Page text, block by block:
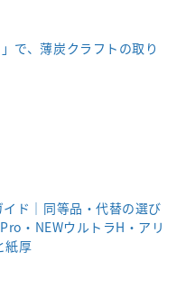
で、薄炭クラフトの取り
ド｜同等品・代替の選び
・NEWウルトラH・アリ
紙厚